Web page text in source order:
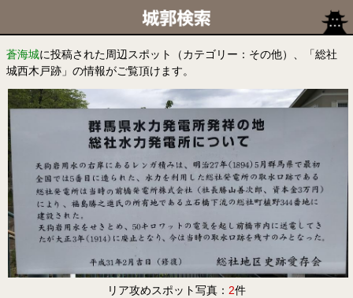
蒼海城に投稿された周辺スポット（カテゴリー：その他）、「総社
城西木戸跡」の情報がご覧頂けます。
リア攻めスポット写真： 2件